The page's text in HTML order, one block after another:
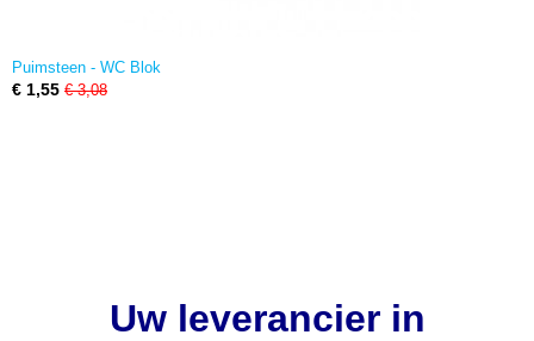
Puimsteen - WC Blok
€ 1,55 € 3,08
Uw leverancier in